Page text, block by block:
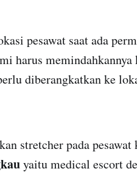
pesawat saat ada
harus memindahkannya
diberangkatkan ke
stretcher pada
yaitu medical escort